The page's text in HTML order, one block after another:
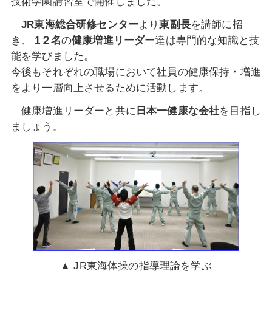
JR東海総合研修センターより東副長を講師に招
き、
1 ２名の健康増進 リーダー達は専門的な知識と技
能を学びました。
今後もそれぞれの職場において社員の健康保持・増進
をより一層向上させるために活動します。
健康増進リーダーと共に 日本一健康な会社を目指し
ましょう。
▲ JR東海体操の指導理論を学ぶ